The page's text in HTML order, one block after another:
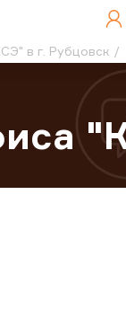
в г. Рубцовск